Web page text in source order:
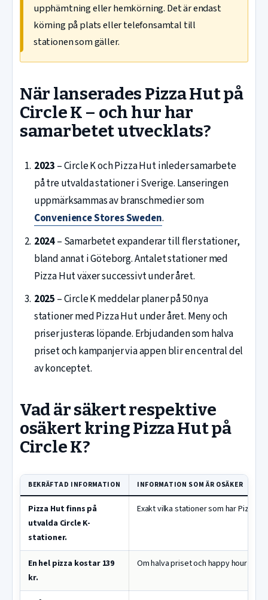
upphämtning eller hemkörning. Det är endast
körning på plats eller telefonsamtal till
stationen som gäller.
När lanserades Pizza Hut på
Circle K – och hur har
samarbetet utvecklats?
2023 – Circle K och Pizza Hut inleder samarbete
på tre utvalda stationer i Sverige. Lanseringen
uppmärksammas av branschmedier som
Convenience Stores Sweden.
2024– Samarbetet expanderar till fler stationer,
bland annat i Göteborg. Antalet stationer med
Pizza Hut växer successivt under året.
2025 – Circle K meddelar planer på 50 nya
stationer med Pizza Hut under året. Meny och
priser justeras löpande. Erbjudanden som halva
priset och kampanjer via appen blir en central del
av konceptet.
Vad är säkert respektive
osäkert kring Pizza Hut på
Circle K?
BEKRÄFTAD INFORMATION INFORMATION SOM ÄR OSÄKER
Pizza Hut finns på
utvalda Circle K-
stationer.
Exakt vilka stationer som har Pizza
En hel pizza kostar 139
kr.
Om halva priset och happy hour